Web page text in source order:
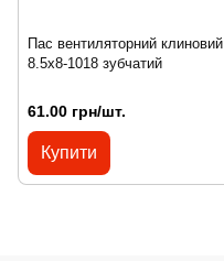
Пас вентиляторний клиновий
8.5х8-1018 зубчатий
61.00 грн/шт.
Купити